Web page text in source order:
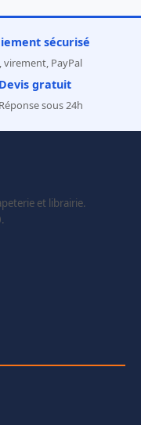
sécurisé
virement, PayPal
Devis gratuit
Réponse sous 24h
et librairie.